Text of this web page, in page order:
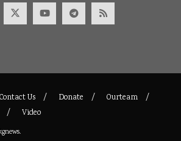
Contact Us Donate
Ourteam
Video
.